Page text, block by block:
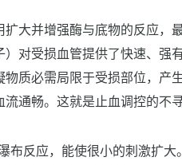
大并增强酶与底物的反应，
对受损血管提供了快速、强
质必需局限于受损部位，产
通畅。这就是止血调控的不寻
反应，能使很小的刺激扩大